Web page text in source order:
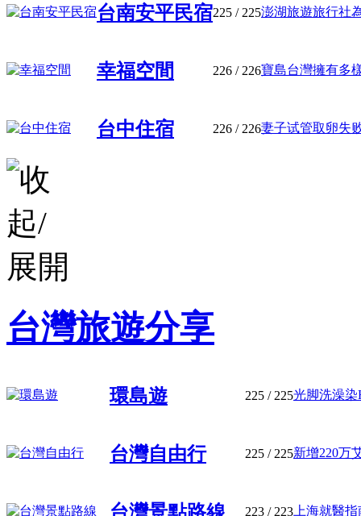
台南安平民宿225 / 225澎湖旅遊旅行社
幸福空間 226 / 226寶島台灣擁有多
台中住宿 226 / 226妻子试管取卵失
台灣旅遊分享
環島遊 225 / 225光脚洗澡染
台灣自由行 225 / 225新增220万
223 / 223上海就醫指